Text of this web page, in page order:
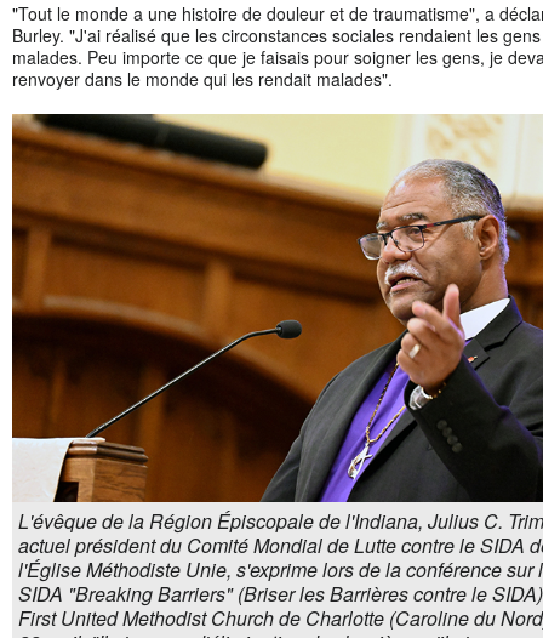
"Tout le monde a une histoire de douleur et de traumatisme", a
Burley. "J'ai réalisé que les circonstances sociales rendaient les gens
malades. Peu importe ce que je faisais pour soigner les gens, je
renvoyer dans le monde qui les rendait malades".
L'évêque de la Région Épiscopale de l'Indiana, Julius C.
actuel président du Comité Mondial de Lutte contre le SIDA
l'Église Méthodiste Unie, s'exprime lors de la conférence sur
SIDA "Breaking Barriers" (Briser les Barrières contre le
First United Methodist Church de Charlotte (Caroline du